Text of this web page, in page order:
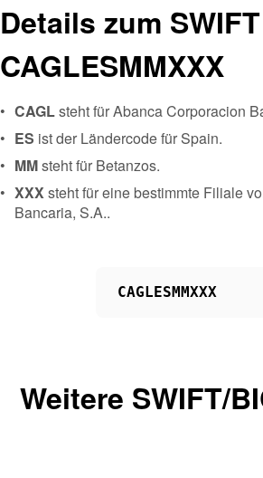
Details zum
CAGLESMMXXX
CAGLsteht für Abanca Corporacion
ES ist der Ländercode für Spain.
MMsteht für Betanzos.
XXXsteht für eine bestimmte Filiale
Bancaria, S.A..
CAGLESMMXXX
Weitere SWIFT/